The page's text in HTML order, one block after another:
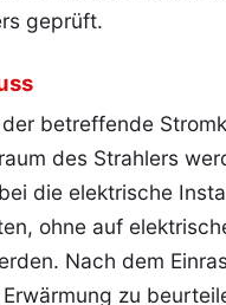
geprüft.
betreffende
des Strahlers
die elektrische
ohne auf
Nach dem
zu